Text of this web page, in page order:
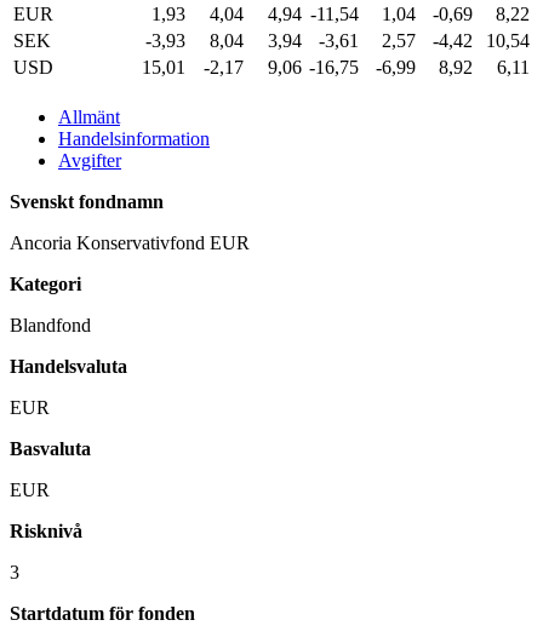
EUR
1,93 4,04 4,94 -11,54 1,04 -0,69
8,22
SEK
-3,93 8,04 3,94 -3,61 2,57 -4,42
10,54
USD
15,01 -2,17 9,06 -16,75 -6,99 8,92 6,11
Allmänt
Handelsinformation
Avgifter
Svenskt fondnamn
Ancoria Konservativfond EUR
Kategori
Blandfond
Handelsvaluta
EUR
Basvaluta
EUR
Risknivå
3
Startdatum för fonden